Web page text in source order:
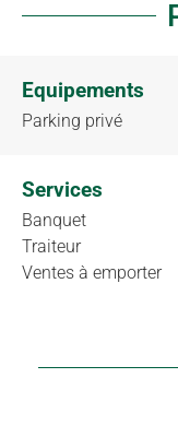
Equipements
Parking privé
Services
Banquet
Traiteur
Ventes à emporter